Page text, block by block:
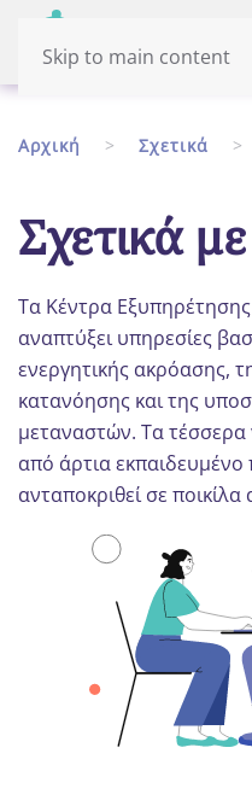
Skip to main content
Αρχική Σχετικά
Σχετικά
Τα Κέντρα
αναπτύξει υπηρεσίες
ενεργητικής ακρόασης,
κατανόησης και της
μεταναστών. Τα τέσσερα
από άρτια
ανταποκριθεί σε ποικίλα